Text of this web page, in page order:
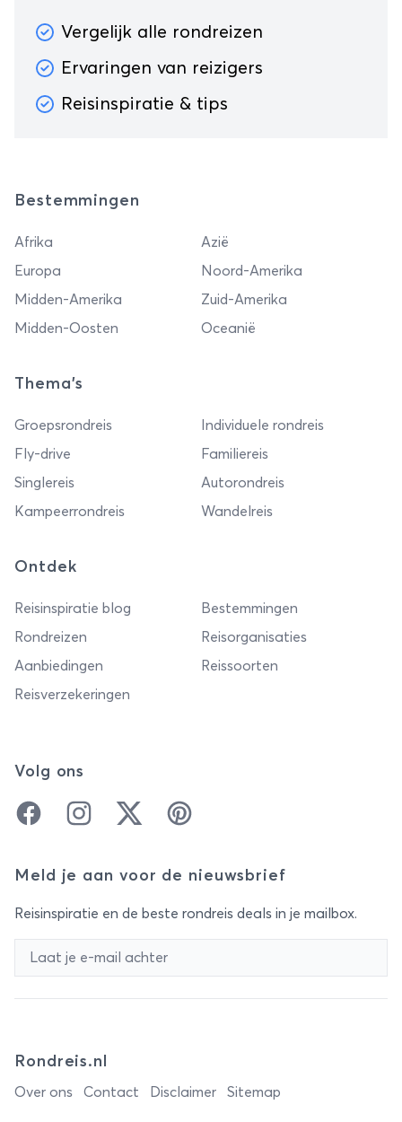
Vergelijk alle rondreizen
Ervaringen van reizigers
Reisinspiratie & tips
Bestemmingen
Afrika
Azië
Europa
Noord-Amerika
Midden-Amerika
Zuid-Amerika
Midden-Oosten
Oceanië
Thema's
Groepsrondreis
Individuele rondreis
Fly-drive
Familiereis
Singlereis
Autorondreis
Kampeerrondreis
Wandelreis
Ontdek
Reisinspiratie blog
Bestemmingen
Rondreizen
Reisorganisaties
Aanbiedingen
Reissoorten
Reisverzekeringen
Volg ons
FacebookInstagramTwitter Pinterest
Meld je aan voor de nieuwsbrief
Reisinspiratie en de beste rondreis deals in je mailbox.
Rondreis.nl
Over ons Contact Disclaimer Sitemap